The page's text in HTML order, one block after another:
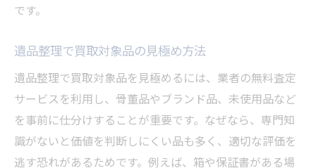
です。
遺品整理で買取対象品の見極め方法
遺品整理で買取対象品を見極めるには、業者の無料査定
サービスを利用し、骨董品やブランド品、未使用品など
を事前に仕分けすることが重要です。なぜなら、専門知
識がないと価値を判断しにくい品も多く、適切な評価を
逃す恐れがあるためです。例えば、箱や保証書がある場